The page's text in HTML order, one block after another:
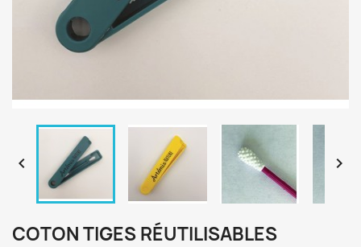
 
COTON TIGES RÉUTILISABLES